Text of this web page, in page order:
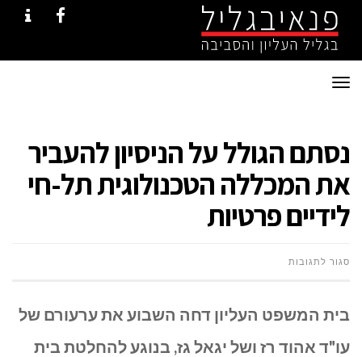
תפריט
נסתם הגולל על הניסיון להעביר
את המכללה הטכנולוגית תל-חי
לידיים פרטיות
סגור לתגובותעל
בית המשפט העליון דחה השבוע את ערעורם של
עו"ד אהוד רז ושל יגאל גז, בנוגע להחלטת בית